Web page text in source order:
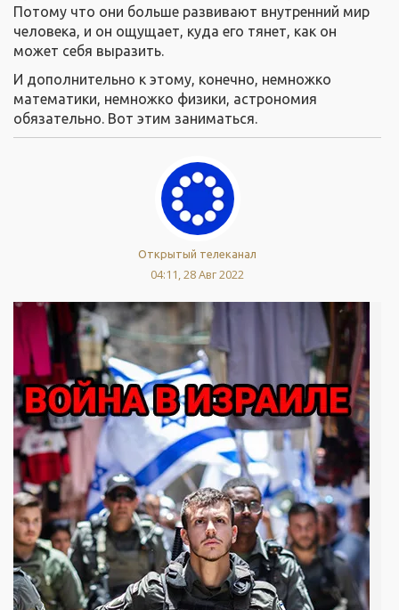
Потому что они больше развивают внутренний мир
человека, и он ощущает, куда его тянет, как он
может себя выразить.
И дополнительно к этому, конечно, немножко
математики, немножко физики, астрономия
обязательно. Вот этим заниматься.
Открытый телеканал
04:11, 28 Авг 2022